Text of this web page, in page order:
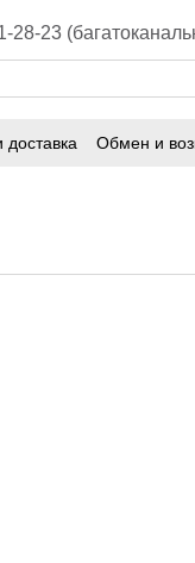
28-23
Обмен и